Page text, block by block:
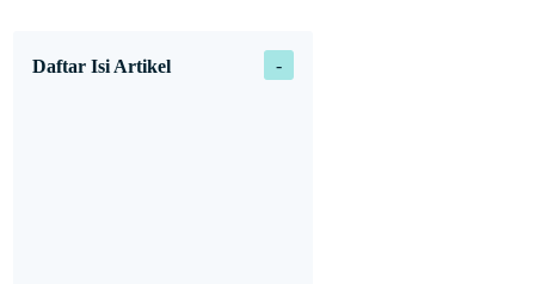
Daftar Isi Artikel